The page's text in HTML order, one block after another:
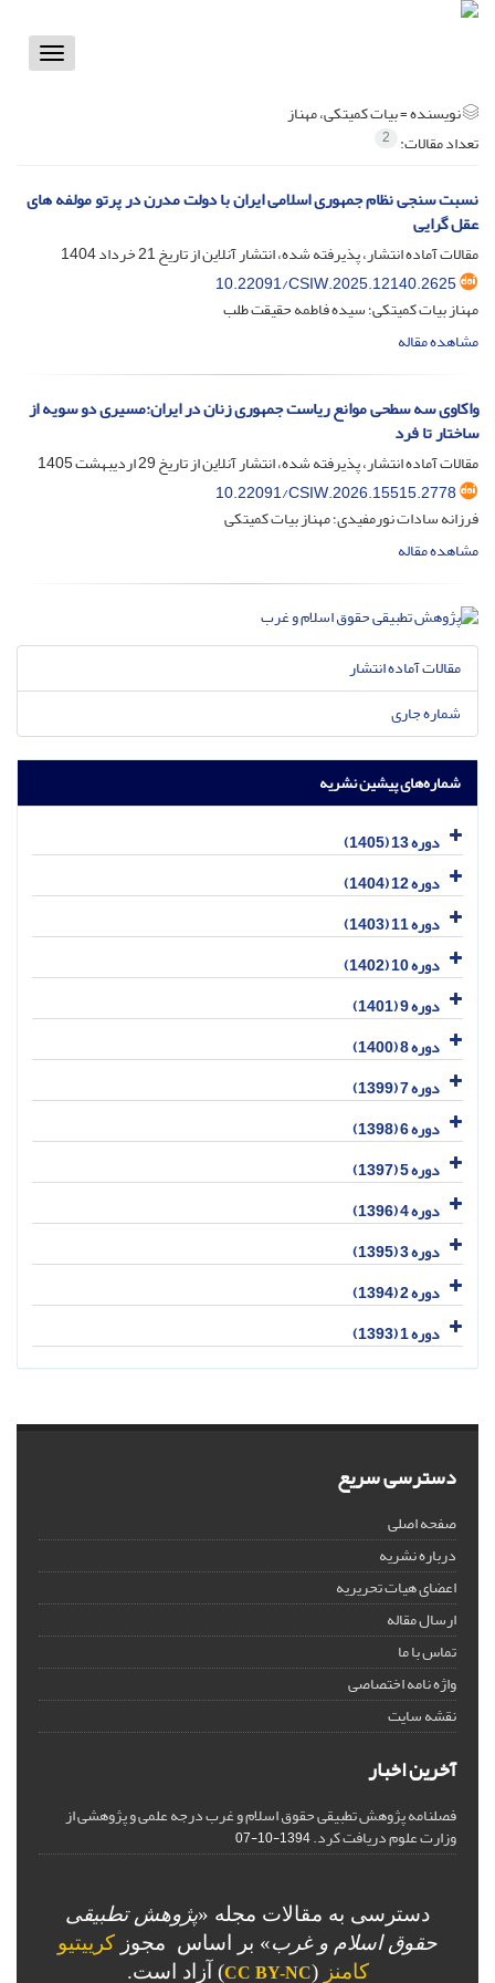
Toggle
نویسنده =بیات کمیتکی، مهناز
تعداد مقالات: 2
نسبت سنجی نظام جمهوری اسلامی ایران با دولت مدرن در پرتو مولفه های
عقل گرایی
مقالات آماده انتشار، پذیرفته شده، انتشار آنلاین از تاریخ21 خرداد 1404
10.22091/CSIW.2025.12140.2625
مهناز بیات کمیتکی؛ سیده فاطمه حقیقت طلب
مشاهده مقاله
واکاوی سه سطحی موانع ریاست جمهوری زنان در ایران:مسیری دو سویه از
ساختار تا فرد
مقالات آماده انتشار، پذیرفته شده، انتشار آنلاین از تاریخ29 اردیبهشت 1405
10.22091/CSIW.2026.15515.2778
فرزانه سادات نورمفیدی؛ مهناز بیات کمیتکی
مشاهده مقاله
مقالات آماده انتشار
شماره جاری
شماره‌های پیشین نشریه
دوره 13 (1405)
دوره 12 (1404)
دوره 11 (1403)
دوره 10 (1402)
دوره 9 (1401)
دوره 8 (1400)
دوره 7 (1399)
دوره 6 (1398)
دوره 5 (1397)
دوره 4 (1396)
دوره 3 (1395)
دوره 2 (1394)
دوره 1 (1393)
دسترسی سریع
صفحه اصلی
درباره نشریه
اعضای هیات تحریریه
ارسال مقاله
تماس با ما
واژه نامه اختصاصی
نقشه سایت
آخرین اخبار
فصلنامه پژوهش تطبیقی حقوق اسلام و غرب درجه علمی و پژوهشی از
وزارت علوم دریافت کرد.1394-10-07
دسترسی به مقالات مجله «پژوهش تطبیقی
حقوق اسلام و غرب» بر اساس مجوز کرییتیو
کامنز (
CC BY-NC) آزاد است.